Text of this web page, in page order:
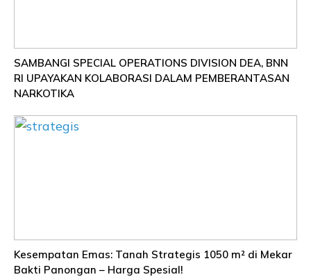
SAMBANGI SPECIAL OPERATIONS DIVISION DEA, BNN
RI UPAYAKAN KOLABORASI DALAM PEMBERANTASAN
NARKOTIKA
Kesempatan Emas: Tanah Strategis 1050 m² di Mekar
Bakti Panongan – Harga Spesial!